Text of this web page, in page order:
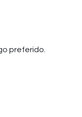
preferido.